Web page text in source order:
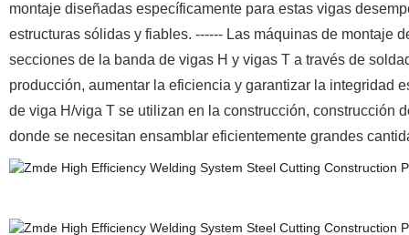
montaje diseñadas específicamente para estas vigas
estructuras sólidas y fiables. ------ Las máquinas de montaje
secciones de la banda de vigas H y vigas T a través de
producción, aumentar la eficiencia y garantizar la integridad
de viga H/viga T se utilizan en la construcción, construcción
donde se necesitan ensamblar eficientemente grandes